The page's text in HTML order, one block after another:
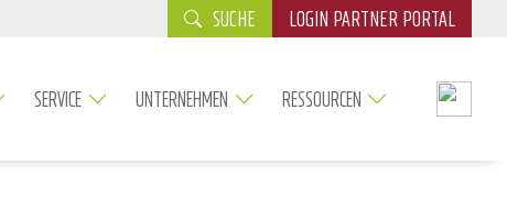
SUCHE LOGIN PARTNER PORTAL
SERVICE UNTERNEHMEN RESSOURCEN